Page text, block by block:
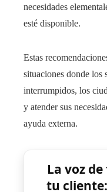
necesidades
esté disponible.
Estas
situaciones donde los
interrumpidos, los
y atender sus
ayuda externa.
La voz
tu